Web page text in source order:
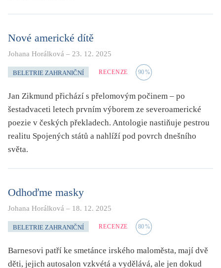
Nové americké dítě
Johana Horálková – 23. 12. 2025
BELETRIE ZAHRANIČNÍ RECENZE 90%
Jan Zikmund přichází s přelomovým počinem – po
šestadvaceti letech prvním výborem ze severoamerické
poezie v českých překladech. Antologie nastiňuje pestrou
realitu Spojených států a nahlíží pod povrch dnešního
světa.
Odhoďme masky
Johana Horálková – 18. 12. 2025
BELETRIE ZAHRANIČNÍ RECENZE 80%
Barnesovi patří ke smetánce irského maloměsta, mají dvě
děti, jejich autosalon vzkvétá a vydělává, ale jen dokud